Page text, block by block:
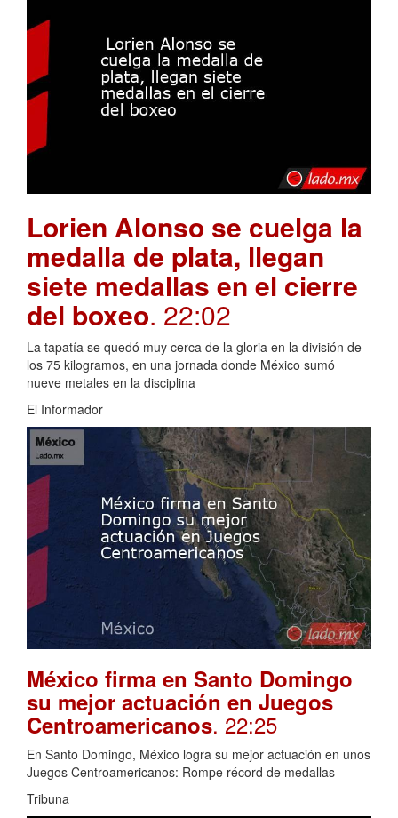
Lorien Alonso se cuelga la
medalla de plata, llegan
siete medallas en el cierre
del boxeo. 22:02
La tapatía se quedó muy cerca de la gloria en la división de
los 75 kilogramos, en una jornada donde México sumó
nueve metales en la disciplina
El Informador
México firma en Santo Domingo
su mejor actuación en Juegos
Centroamericanos. 22:25
En Santo Domingo, México logra su mejor actuación en unos
Juegos Centroamericanos: Rompe récord de medallas
Tribuna